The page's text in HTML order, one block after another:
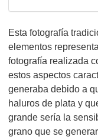
Esta fotografía
elementos
fotografía realizada
estos aspectos
generaba debido a
haluros de plata y
grande sería la
grano que se